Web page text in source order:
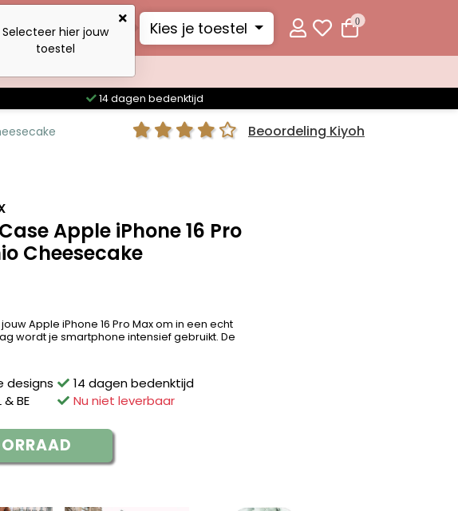
Kies je toestel 0
14 dagen bedenktijd
Beoordeling Kiyoh
Apple iPhone 16 Pro
Cheesecake
Apple iPhone 16 Pro Max om in een echt
wordt je smartphone intensief gebruikt. De
designs
BE
14 dagen bedenktijd
Nu niet leverbaar
Selecteer hier jouw
toestel